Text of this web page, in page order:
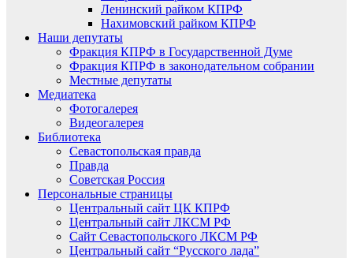
Ленинский райком КПРФ
Нахимовский райком КПРФ
Наши депутаты
Фракция КПРФ в Государственной Думе
Фракция КПРФ в законодательном собрании
Местные депутаты
Медиатека
Фотогалерея
Видеогалерея
Библиотека
Севастопольская правда
Правда
Советская Россия
Персональные страницы
Центральный сайт ЦК КПРФ
Центральный сайт ЛКСМ РФ
Сайт Севастопольского ЛКСМ РФ
Центральный сайт “Русского лада”